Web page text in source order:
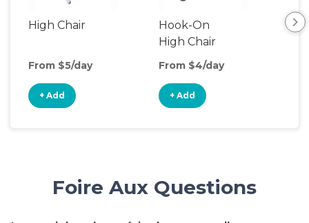
High Chair
From $5/day
+ Add
Hook-On
High Chair
From $4/day
+ Add
Foire Aux Questions